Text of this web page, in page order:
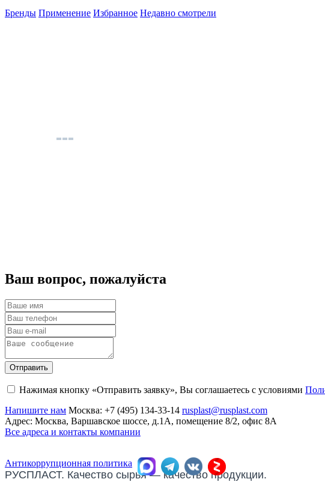
Бренды Применение Избранное Недавно смотрели
Ваш вопрос, пожалуйста
Отправить
Нажимая кнопку «Отправить заявку», Вы соглашаетесь с условиями
Напишите нам Москва: +7 (495) 134-33-14 rusplast@rusplast.com
Адрес: Москва, Варшавское шоссе, д.1А, помещение 8/2, офис 8А
Все адреса и контакты компании
Антикоррупционная политика
РУСПЛАСТ. Качество сырья — качество продукции.